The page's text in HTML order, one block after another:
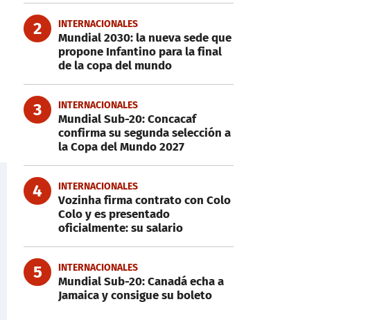
2 INTERNACIONALES
Mundial 2030: la nueva sede que
propone Infantino para la final
de la copa del mundo
3 INTERNACIONALES
Mundial Sub-20: Concacaf
confirma su segunda selección a
la Copa del Mundo 2027
4 INTERNACIONALES
Vozinha firma contrato con Colo
Colo y es presentado
oficialmente: su salario
5 INTERNACIONALES
Mundial Sub-20: Canadá echa a
Jamaica y consigue su boleto